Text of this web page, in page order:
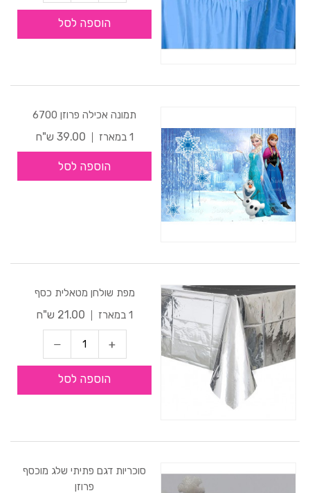
הוספה לסל
תמונה אכילה פרוזן 6700
1 במארז
39.00 ש"ח
הוספה לסל
מפת שולחן מטאלית כסף
1 במארז
21.00 ש"ח
הוספה לסל
סוכריות דגם פתיתי שלג מוכסף
פרוזן